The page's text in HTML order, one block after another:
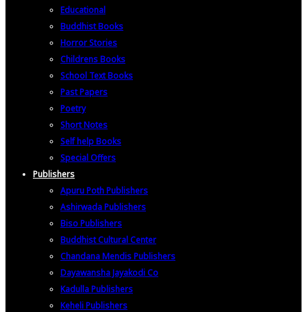
Educational
Buddhist Books
Horror Stories
Childrens Books
School Text Books
Past Papers
Poetry
Short Notes
Self help Books
Special Offers
Publishers
Apuru Poth Publishers
Ashirwada Publishers
Biso Publishers
Buddhist Cultural Center
Chandana Mendis Publishers
Dayawansha Jayakodi Co
Kadulla Publishers
Keheli Publishers